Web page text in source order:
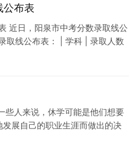
公布表
近日，阳泉市中考分数录取线公
取线公布表： | 学科 | 录取人数
些人来说，休学可能是他们想要
展自己的职业生涯而做出的决